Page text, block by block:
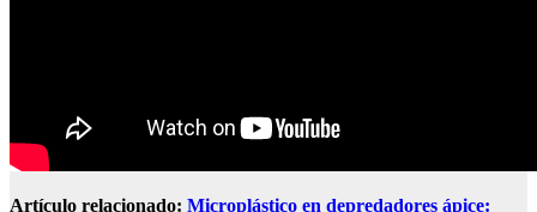
Artículo relacionado: Microplástico en depredadores ápice: